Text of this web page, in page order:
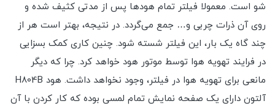
شو است. معمولا فیلتر تمام هودها پس از مدتی کثیف شده و
روی آن ذرات چربی و… جمع می‌گردد. در نتیجه، بهتر است هر از
چند گاه یک بار، این فیلتر شسته شود. چنین کاری کمک بسزایی
در فرایند تهویه هوا توسط موتور هود خواهد کرد. چرا که دیگر
مانعی برای تهویه هوا در فیلتر، وجود نخواهد داشت. هود H804B
آلتون دارای یک صفحه نمایش تمام لمسی بوده که کار کردن با آن